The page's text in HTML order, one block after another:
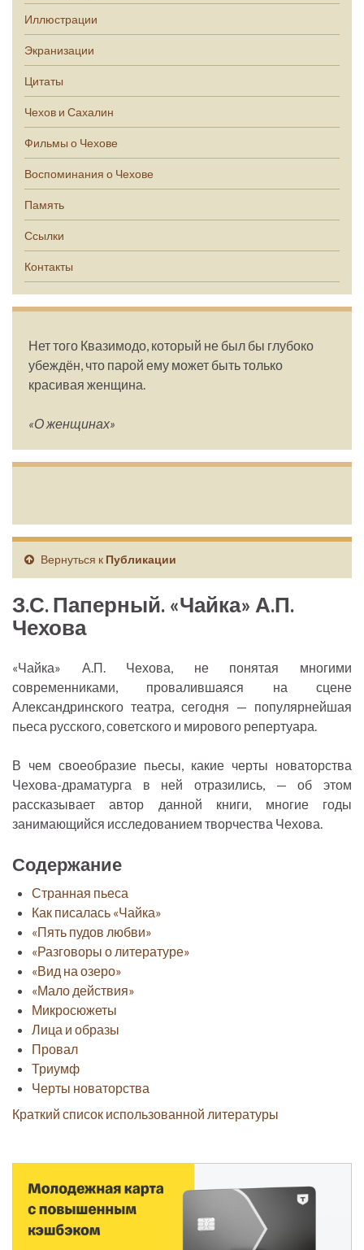
Иллюстрации
Экранизации
Цитаты
Чехов и Сахалин
Фильмы о Чехове
Воспоминания о Чехове
Память
Ссылки
Контакты
Нет того Квазимодо, который не был бы глубоко
убеждён, что парой ему может быть только
красивая женщина.
«О женщинах»
Вернуться к Публикации
З.С. Паперный. «Чайка» А.П.
Чехова
«Чайка» А.П. Чехова, не понятая многими
современниками, провалившаяся на сцене
Александринского театра, сегодня — популярнейшая
пьеса русского, советского и мирового репертуара.
В чем своеобразие пьесы, какие черты новаторства
Чехова-драматурга в ней отразились, — об этом
рассказывает автор данной книги, многие годы
занимающийся исследованием творчества Чехова.
Содержание
Странная пьеса
Как писалась «Чайка»
«Пять пудов любви»
«Разговоры о литературе»
«Вид на озеро»
«Мало действия»
Микросюжеты
Лица и образы
Провал
Триумф
Черты новаторства
Краткий список использованной литературы